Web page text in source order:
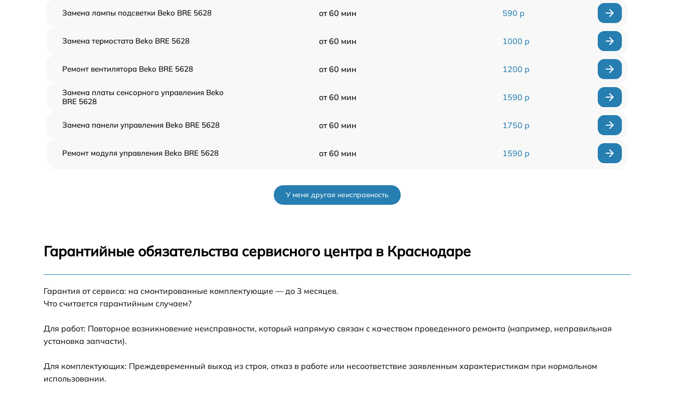
Замена лампы подсветки Beko BRE 5628 от 60 мин 590 р
Замена термостата Beko BRE 5628 от 60 мин 1000 р
Ремонт вентилятора Beko BRE 5628 от 60 мин 1200 р
Замена платы сенсорного управления Beko
BRE 5628
от 60 мин 1590 р
Замена панели управления Beko BRE 5628 от 60 мин 1750 р
Ремонт модуля управления Beko BRE 5628 от 60 мин 1590 р
Ремонт конфорки с расширением Beko BRE
от 60 мин
Замена конфорки керамической плиты Beko
Ремонт чугунной конфорки Beko BRE 5628
У меня другая неисправность
Гарантийные обязательства сервисного центра в Краснодаре
Гарантия от сервиса: на смонтированные комплектующие — до 3 месяцев.
Что считается гарантийным случаем?
Для работ: Повторное возникновение неисправности, который напрямую связан с качеством проведенного ремонта (например, неправильная
установка запчасти).
Для комплектующих: Преждевременный выход из строя, отказ в работе или несоответствие заявленным характеристикам при нормальном
использовании.